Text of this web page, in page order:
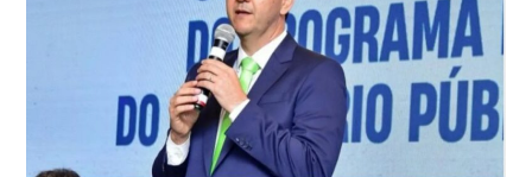
DE
SANTA
HELENA!*